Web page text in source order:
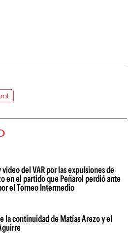
del VAR por las expulsiones de
en el partido que Peñarol perdió ante
el Torneo Intermedio
la continuidad de Matías Arezo y el